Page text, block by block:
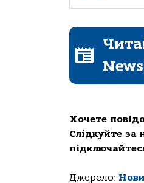
News
Хочете
Слідкуйте
Джерело: